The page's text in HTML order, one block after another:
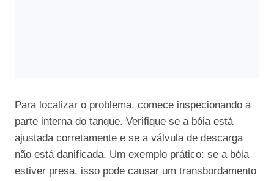
Para localizar o problema, comece inspecionando a
parte interna do tanque. Verifique se a bóia está
ajustada corretamente e se a válvula de descarga
não está danificada. Um exemplo prático: se a bóia
estiver presa, isso pode causar um transbordamento